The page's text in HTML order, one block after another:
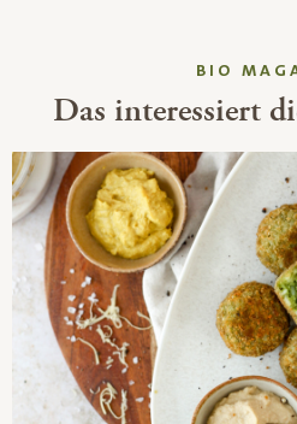
BIO
Das interessiert